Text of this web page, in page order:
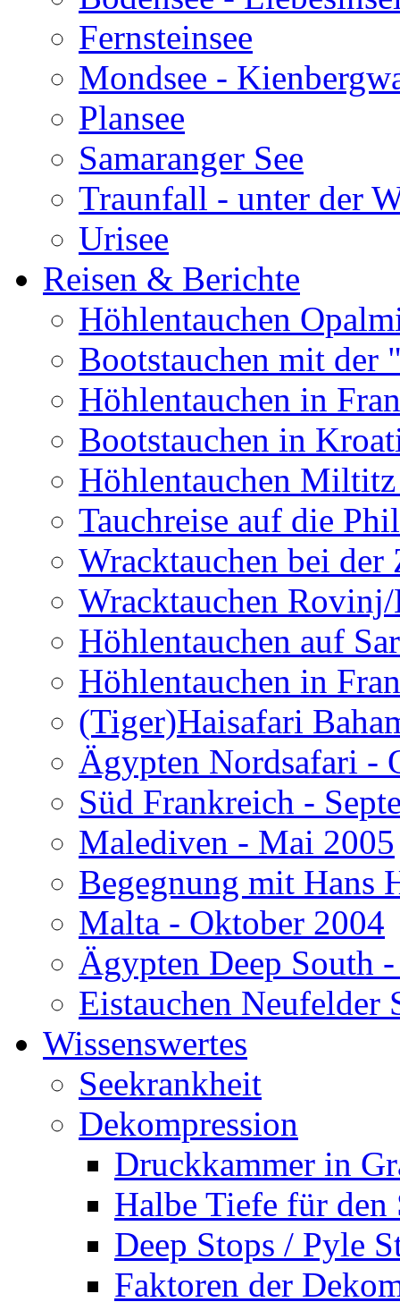
Fernsteinsee
Mondsee -
Plansee
Samaranger See
Traunfall - unter der
Urisee
Reisen & Berichte
Höhlentauchen
Bootstauchen mit
Höhlentauchen in
Bootstauchen in
Höhlentauchen
Tauchreise auf die
Wracktauchen bei der
Wracktauchen
Höhlentauchen auf
Höhlentauchen in
(Tiger)Haisafari
Ägypten Nordsafari -
Süd Frankreich -
Malediven - Mai 2005
Begegnung mit Hans
Malta - Oktober 2004
Ägypten Deep South
Eistauchen Neufelder
Wissenswertes
Seekrankheit
Dekompression
Druckkammer in
Halbe Tiefe für den
Deep Stops / Pyle
Faktoren der